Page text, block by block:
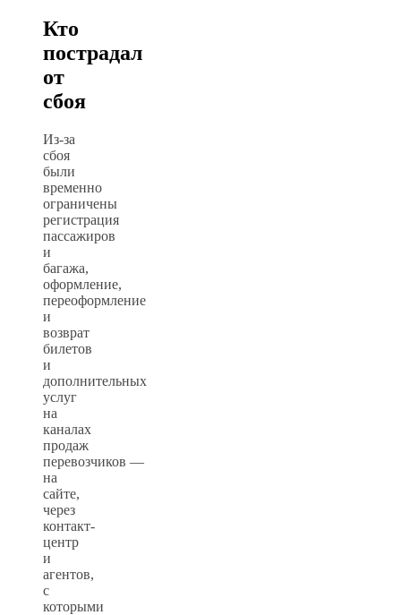
Кто
пострадал
от
сбоя
Из-за
сбоя
были
временно
ограничены
регистрация
пассажиров
и
багажа,
оформление,
переоформление
и
возврат
билетов
и
дополнительных
услуг
на
каналах
продаж
перевозчиков —
на
сайте,
через
контакт-
центр
и
агентов,
с
которыми